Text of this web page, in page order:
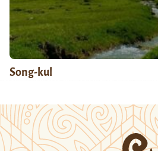
Song-kul